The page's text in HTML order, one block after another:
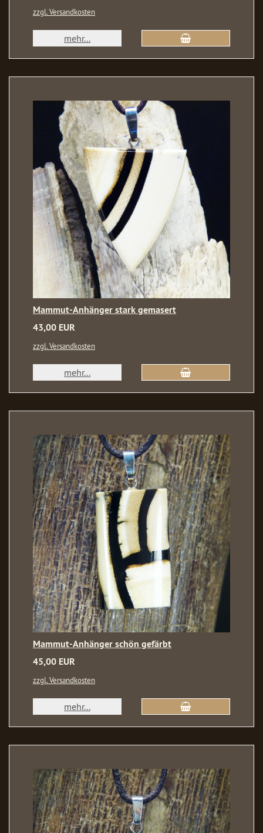
zzgl. Versandkosten
mehr...
Mammut-Anhänger stark gemasert
43,00 EUR
zzgl. Versandkosten
mehr...
Mammut-Anhänger schön gefärbt
45,00 EUR
zzgl. Versandkosten
mehr...